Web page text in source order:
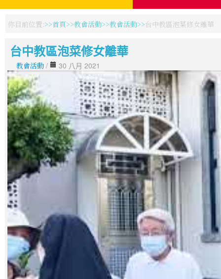
你目前位置: 首頁 教會活動 教會活動 台中教區泡菜修女離華
台中教區泡菜修女離華
教會活動 / 30 八月 2021